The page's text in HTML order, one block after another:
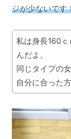
ジが少ないです
私は身長160
んだよ。
同じタイプの
自分に合った